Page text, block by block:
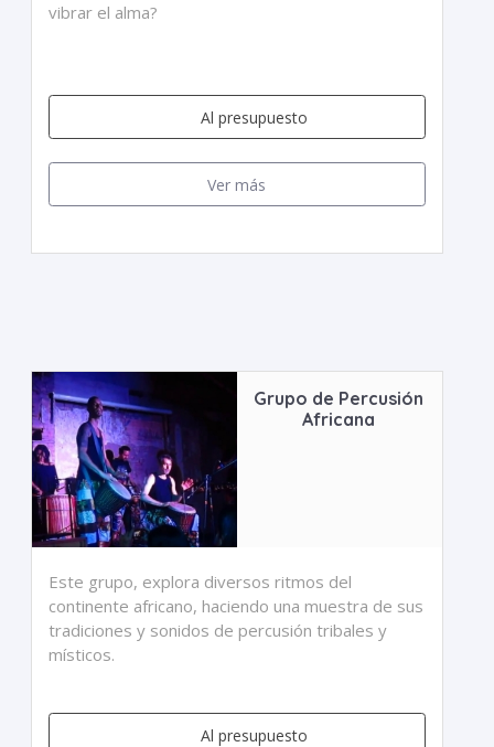
vibrar el alma?
Al presupuesto
Ver más
Grupo de Percusión
Africana
Este grupo, explora diversos ritmos del
continente africano, haciendo una muestra de sus
tradiciones y sonidos de percusión tribales y
místicos.
Al presupuesto